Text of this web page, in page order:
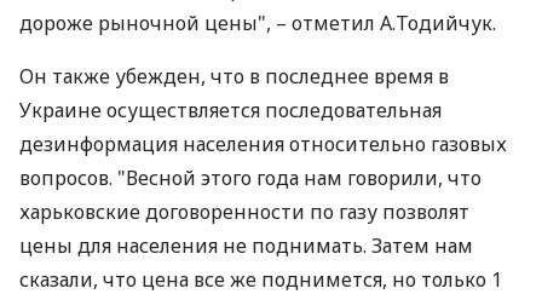
дороже рыночной цены", – отметил А.Тодийчук.
Он также убежден, что в последнее время в
Украине осуществляется последовательная
дезинформация населения относительно газовых
вопросов. "Весной этого года нам говорили, что
харьковские договоренности по газу позволят
цены для населения не поднимать. Затем нам
сказали, что цена все же поднимется, но только 1